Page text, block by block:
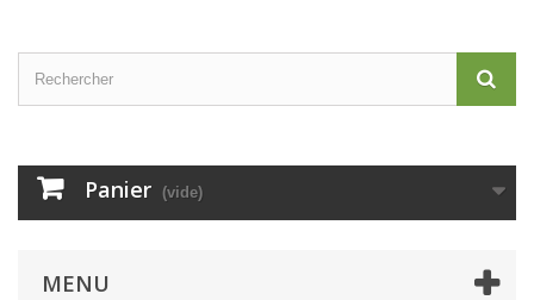
Panier (vide)
MENU